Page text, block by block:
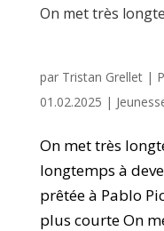
On met très
par Tristan Grellet|
01.02.2025 |
On met très
longtemps à
prêtée à Pablo
plus courte On